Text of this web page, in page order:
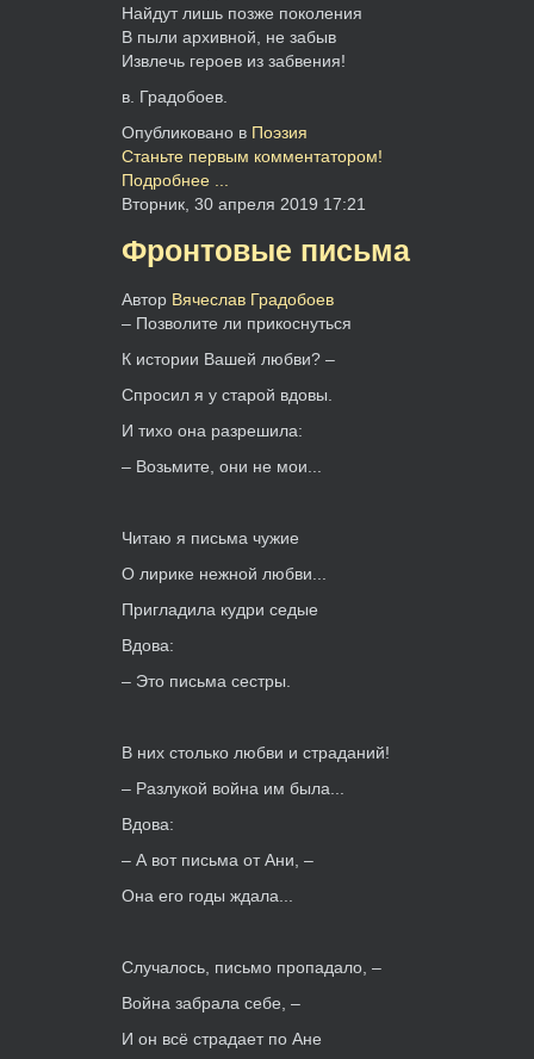
Найдут лишь позже поколения
В пыли архивной, не забыв
Извлечь героев из забвения!
в. Градобоев.
Опубликовано в Поэзия
Станьте первым комментатором!
Подробнее ...
Вторник, 30 апреля 2019 17:21
Фронтовые письма
Автор Вячеслав Градобоев
– Позволите ли прикоснуться
К истории Вашей любви? –
Спросил я у старой вдовы.
И тихо она разрешила:
– Возьмите, они не мои...
Читаю я письма чужие
О лирике нежной любви...
Пригладила кудри седые
Вдова:
– Это письма сестры.
В них столько любви и страданий!
– Разлукой война им была...
Вдова:
– А вот письма от Ани, –
Она его годы ждала...
Случалось, письмо пропадало, –
Война забрала себе, –
И он всё страдает по Ане